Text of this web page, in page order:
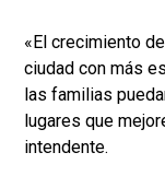
«El crecimiento
ciudad con más
las familias
lugares que
intendente.